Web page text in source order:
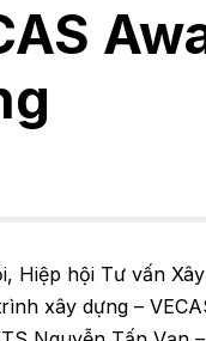
Hiệp hội Tư vấn
xây dựng –